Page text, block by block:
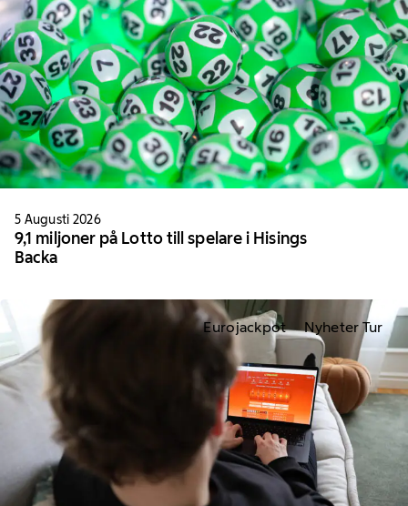
5 Augusti 2026
9,1 miljoner på Lotto till spelare i Hisings
Backa
Eurojackpot Nyheter Tur